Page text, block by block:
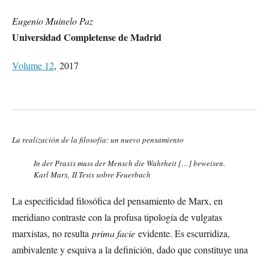
Eugenio Muinelo Paz
Universidad Completense de Madrid
Volume 12, 2017
La realización de la filosofía: un nuevo pensamiento
In der Praxis muss der Mensch die Wahrheit […] beweisen.
Karl Marx, II Tesis sobre Feuerbach
La especificidad filosófica del pensamiento de Marx, en
meridiano contraste con la profusa tipología de vulgatas
marxistas, no resulta prima facie evidente. Es escurridiza,
ambivalente y esquiva a la definición, dado que constituye una